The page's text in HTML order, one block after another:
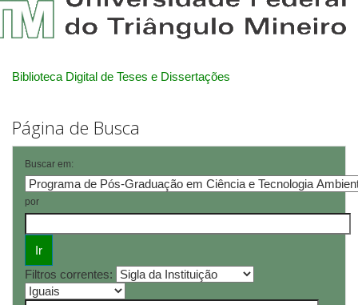
Biblioteca Digital de Teses e Dissertações
Página de Busca
Buscar em:
por
Filtros correntes: